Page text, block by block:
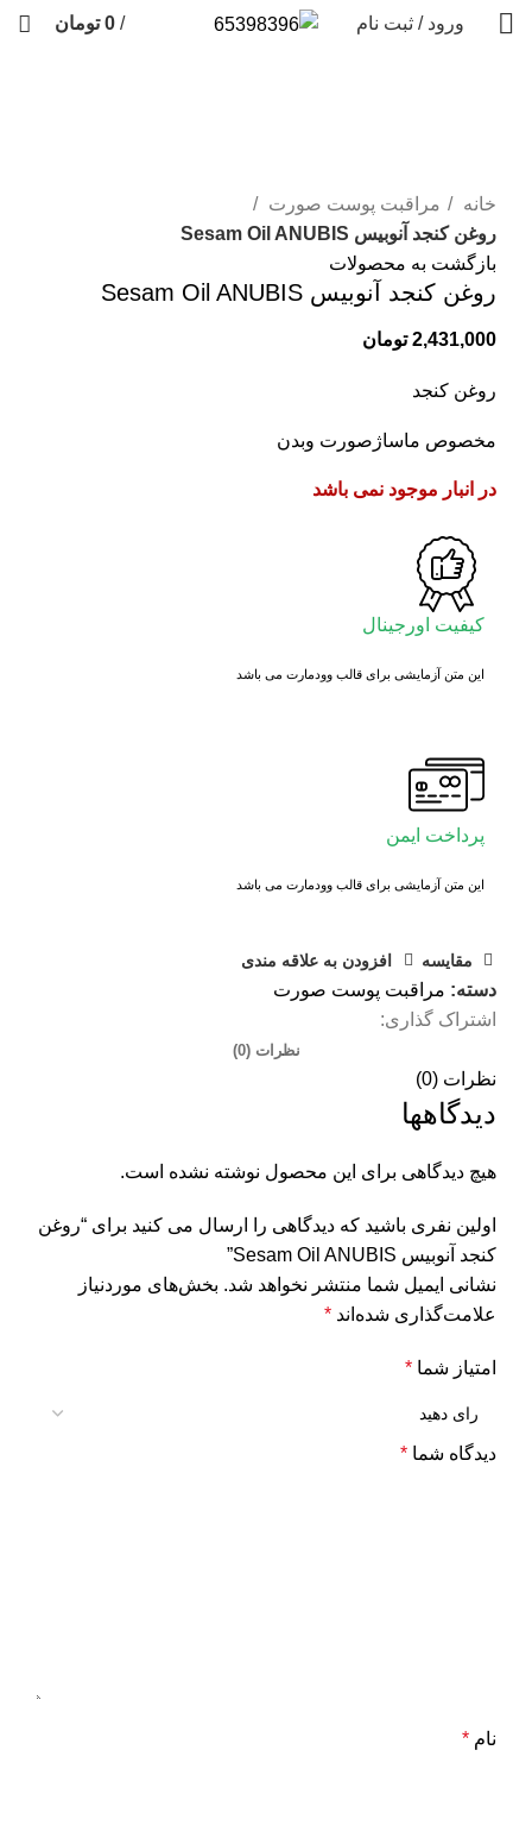
ورود / ثبت نام /
0 تومان
خانه
مراقبت پوست صورت
روغن کنجد آنوبیس Sesam Oil ANUBIS
بازگشت به محصولات
روغن کنجد آنوبیس Sesam Oil ANUBIS
2,431,000 تومان
روغن کنجد
مخصوص ماساژصورت وبدن
در انبار موجود نمی باشد
کیفیت اورجینال
این متن آزمایشی برای قالب وودمارت می باشد
پرداخت ایمن
این متن آزمایشی برای قالب وودمارت می باشد
مقايسه افزودن به علاقه مندی
دسته: مراقبت پوست صورت
اشتراک گذاری:
نظرات (0)
نظرات (0)
دیدگاهها
هیچ دیدگاهی برای این محصول نوشته نشده است.
اولین نفری باشید که دیدگاهی را ارسال می کنید برای “روغن
کنجد آنوبیس Sesam Oil ANUBIS”
نشانی ایمیل شما منتشر نخواهد شد. بخش‌های موردنیاز
علامت‌گذاری شده‌اند *
امتیاز شما *
دیدگاه شما *
نام *